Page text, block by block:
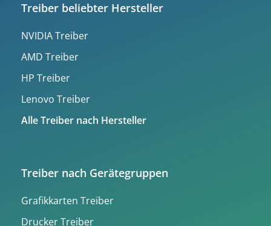
Treiber beliebter Hersteller
NVIDIA Treiber
AMD Treiber
HP Treiber
Lenovo Treiber
Alle Treiber nach Hersteller
Treiber nach Gerätegruppen
Grafikkarten Treiber
Drucker Treiber